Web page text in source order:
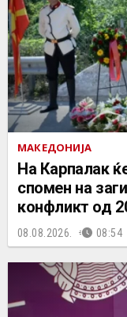
МАКЕДОНИЈА
На Карпалак
спомен на
конфликт од
08.08.2026. 08:54